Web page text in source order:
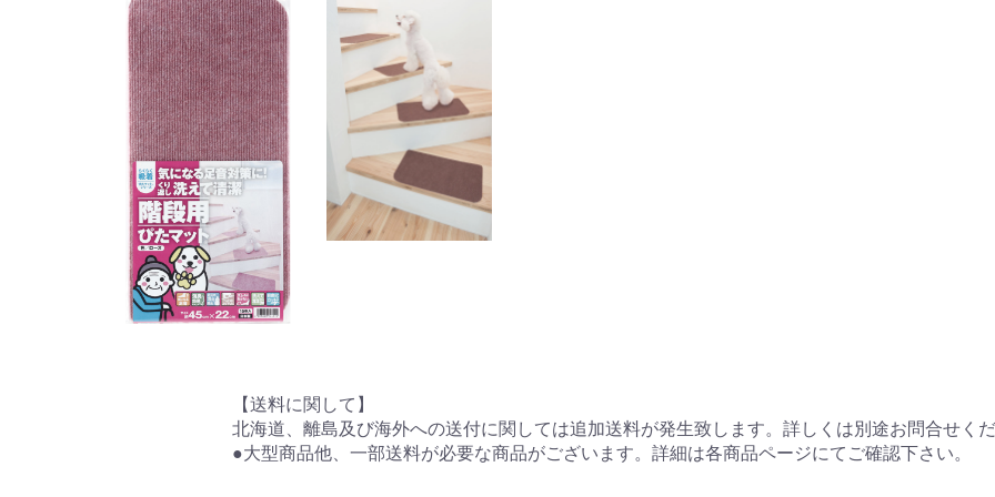
【送料に関して】
北海道、離島及び海外への送付に関しては追加送料が発生致します。詳しくは別途お問合せく
●大型商品他、一部送料が必要な商品がございます。詳細は各商品ページにてご確認下さい。